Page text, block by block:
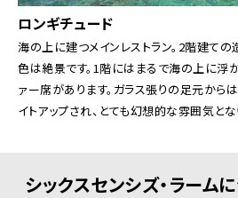
ロンギチュード
海の上に建つメインレストラン。2階建て
色は絶景です。1階にはまるで海の上に浮
ァー席があります。ガラス張りの足元から
イトアップされ、とても幻想的な雰囲気とな
シックスセンシズ・ラーム